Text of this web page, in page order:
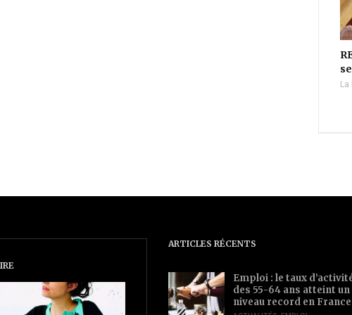
ARTICLES RÉCENTS
Emploi : le taux
des 55-64 ans atteint un
niveau record en France